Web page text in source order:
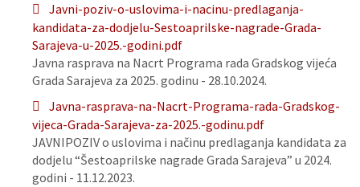
Javni-poziv-o-uslovima-i-nacinu-predlaganja-
kandidata-za-dodjelu-Sestoaprilske-nagrade-Grada-
Sarajeva-u-2025.-godini.pdf
Javna rasprava na Nacrt Programa rada Gradskog vijeća
Grada Sarajeva za 2025. godinu - 28.10.2024.
Javna-rasprava-na-Nacrt-Programa-rada-Gradskog-
vijeca-Grada-Sarajeva-za-2025.-godinu.pdf
JAVNIPOZIV o uslovima i načinu predlaganja kandidata za
dodjelu “Šestoaprilske nagrade Grada Sarajeva” u 2024.
godini - 11.12.2023.